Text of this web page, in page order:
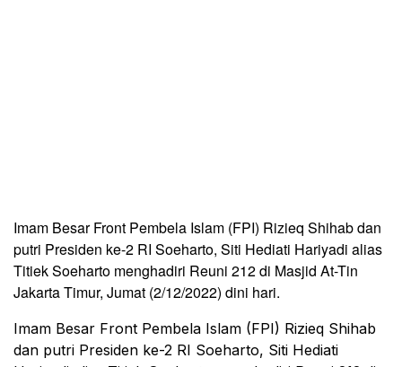
Imam Besar Front Pembela Islam (FPI) Rizieq Shihab dan
putri Presiden ke-2 RI Soeharto, Siti Hediati Hariyadi alias
Titiek Soeharto menghadiri Reuni 212 di Masjid At-Tin
Jakarta Timur, Jumat (2/12/2022) dini hari.
Imam Besar Front Pembela Islam (FPI) Rizieq Shihab
dan putri Presiden ke-2 RI Soeharto, Siti Hediati